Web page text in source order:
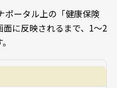
ータル上の「健康保険
に反映されるまで、1～2